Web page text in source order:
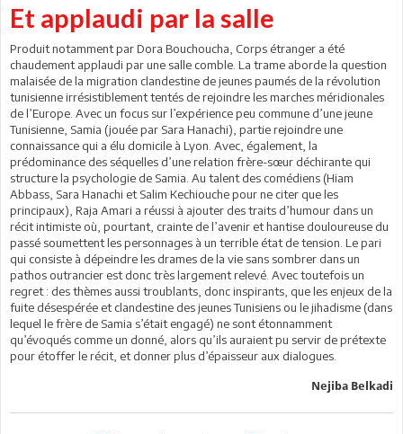
Et applaudi par la salle
Produit notamment par Dora Bouchoucha, Corps étranger a été
chaudement applaudi par une salle comble. La trame aborde la question
malaisée de la migration clandestine de jeunes paumés de la révolution
tunisienne irrésistiblement tentés de rejoindre les marches méridionales
de l’Europe. Avec un focus sur l’expérience peu commune d’une jeune
Tunisienne, Samia (jouée par Sara Hanachi), partie rejoindre une
connaissance qui a élu domicile à Lyon. Avec, également, la
prédominance des séquelles d’une relation frère-sœur déchirante qui
structure la psychologie de Samia. Au talent des comédiens (Hiam
Abbass, Sara Hanachi et Salim Kechiouche pour ne citer que les
principaux), Raja Amari a réussi à ajouter des traits d’humour dans un
récit intimiste où, pourtant, crainte de l’avenir et hantise douloureuse du
passé soumettent les personnages à un terrible état de tension. Le pari
qui consiste à dépeindre les drames de la vie sans sombrer dans un
pathos outrancier est donc très largement relevé. Avec toutefois un
regret : des thèmes aussi troublants, donc inspirants, que les enjeux de la
fuite désespérée et clandestine des jeunes Tunisiens ou le jihadisme (dans
lequel le frère de Samia s’était engagé) ne sont étonnamment
qu’évoqués comme un donné, alors qu’ils auraient pu servir de prétexte
pour étoffer le récit, et donner plus d’épaisseur aux dialogues.
Nejiba Belkadi